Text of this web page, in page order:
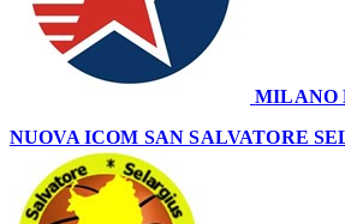
MILANO
NUOVA ICOM SAN SALVATORE